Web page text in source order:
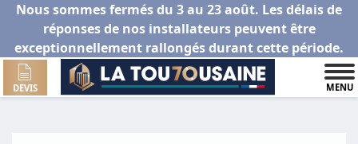
Nous sommes fermés du 3 au 23 août. Les délais de
réponses de nos installateurs peuvent être
exceptionnellement rallongés durant cette période.
DEVIS MENU